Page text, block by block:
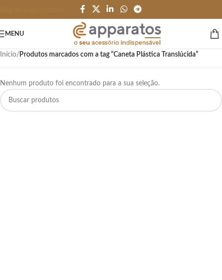
MENU
Início/ Produtos marcados com a tag “Caneta Plástica Translúcida”
Nenhum produto foi encontrado para a sua seleção.